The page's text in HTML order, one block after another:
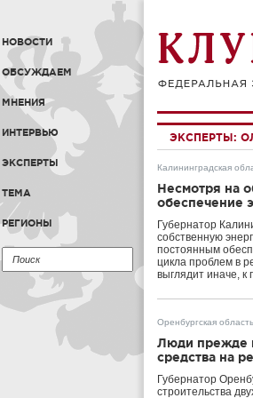
НОВОСТИ
ОБСУЖДАЕМ
МНЕНИЯ
ИНТЕРВЬЮ
ЭКСПЕРТЫ
ТЕМА
РЕГИОНЫ
ЭКСПЕРТЫ:
Калининградская
Несмотря на
обеспечение
Губернатор
собственную
постоянным
цикла проблем в
выглядит иначе, к
Оренбургская область
Люди прежде
средства на
Губернатор
строительства